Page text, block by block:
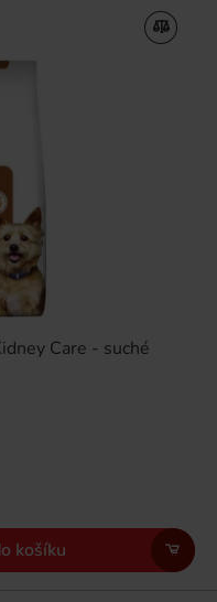
Care - suché
košíku